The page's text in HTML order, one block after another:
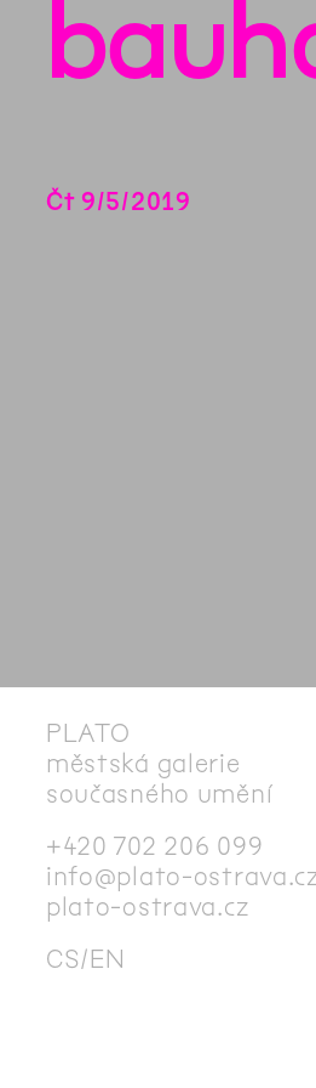
Čt 9/5/2019
PLATO
městská galerie
současného umění
+420 702 206 099
info@plato-
plato-ostrava.cz
CS EN